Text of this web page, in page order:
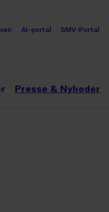
AI-portal SMV-Portal
Presse & Nyheder